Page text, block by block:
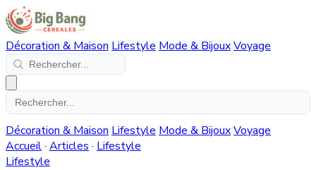
Décoration & Maison Lifestyle Mode & BijouxVoyage
Décoration & Maison Lifestyle Mode & BijouxVoyage
Accueil· Articles · Lifestyle
Lifestyle